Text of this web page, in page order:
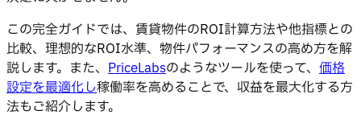
この完全ガイドでは、賃貸物件のROI計算方法や他指標との
比較、理想的なROI水準、物件パフォーマンスの高め方を解
説します。また、 PriceLabsのようなツールを使って、 価格
設定を最適化し稼働率を高めることで、収益を最大化する方
法もご紹介します。